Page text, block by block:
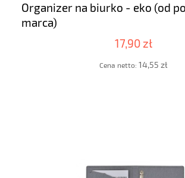
Organizer na biurko - eko (od
marca)
17,90 zł
Cena netto: 14,55 zł